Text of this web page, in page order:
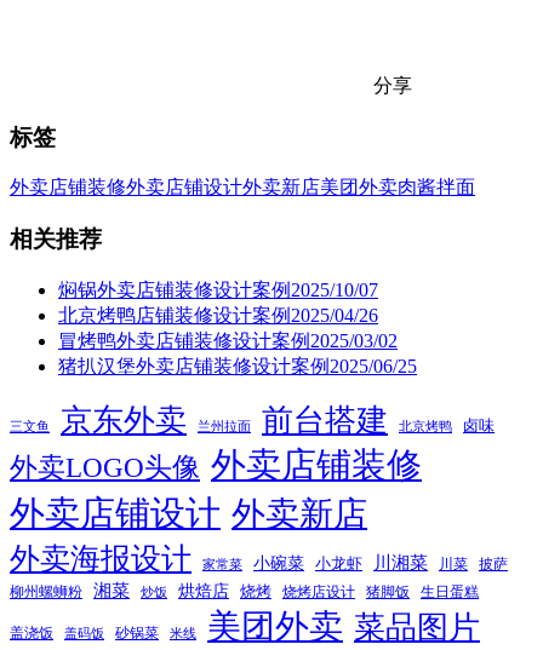
分享
标签
外卖店铺装修外卖店铺设计外卖新店美团外卖肉酱拌面
相关推荐
焖锅外卖店铺装修设计案例2025/10/07
北京烤鸭店铺装修设计案例2025/04/26
冒烤鸭外卖店铺装修设计案例2025/03/02
猪扒汉堡外卖店铺装修设计案例2025/06/25
三文鱼 京东外卖 兰州拉面 前台搭建 北京烤鸭 卤味
外卖LOGO头像 外卖店铺装修
外卖店铺设计 外卖新店
外卖海报设计 家常菜 小碗菜 小龙虾 川湘菜 川菜
披萨
柳州螺蛳粉
湘菜 炒饭 烘焙店 烧烤 烧烤店设计 猪脚饭 生日蛋糕
盖浇饭 盖码饭 砂锅菜 米线 美团外卖 菜品图片